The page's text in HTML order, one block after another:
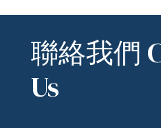
聯絡我們
Us